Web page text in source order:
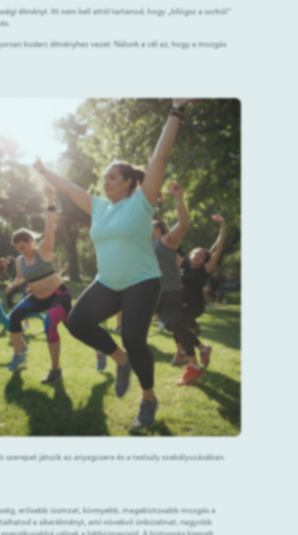
élményt. Itt nem kell attól tartanod, hogy „kilógsz a sorból”
kudarc élményhez vezet. Nálunk a cél az, hogy a mozgás
játszik az anyagcsere és a testsúly szabályozásában.
erősebb izomzat, könnyebb, magabiztosabb mozgás a
a sikerélményt, ami növekvő önbizalmat, nagyobb